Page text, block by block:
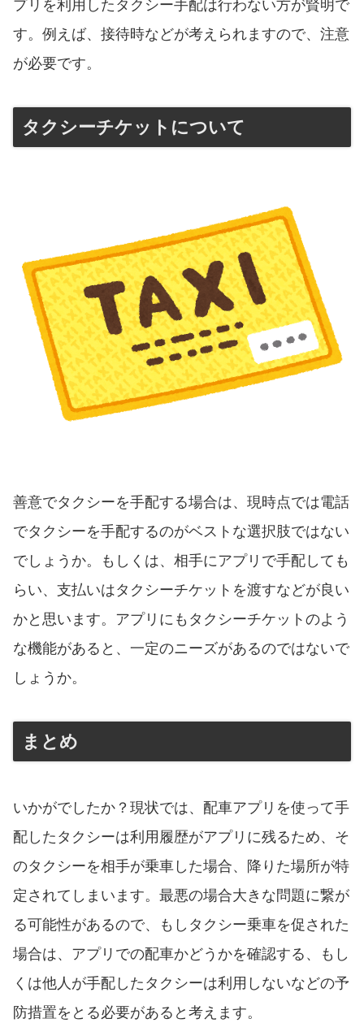
プリを利用したタクシー手配は行わない方が賢明で
す。例えば、接待時などが考えられますので、注意
が必要です。
タクシーチケットについて
善意でタクシーを手配する場合は、現時点では電話
でタクシーを手配するのがベストな選択肢ではない
でしょうか。もしくは、相手にアプリで手配しても
らい、支払いはタクシーチケットを渡すなどが良い
かと思います。アプリにもタクシーチケットのよう
な機能があると、一定のニーズがあるのではないで
しょうか。
まとめ
いかがでしたか？現状では、配車アプリを使って手
配したタクシーは利用履歴がアプリに残るため、そ
のタクシーを相手が乗車した場合、降りた場所が特
定されてしまいます。最悪の場合大きな問題に繋が
る可能性があるので、もしタクシー乗車を促された
場合は、アプリでの配車かどうかを確認する、もし
くは他人が手配したタクシーは利用しないなどの予
防措置をとる必要があると考えます。